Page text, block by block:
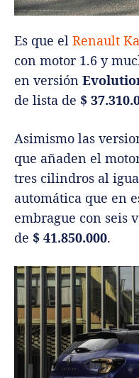
Es que el Renault
con motor 1.6 y
en versión
de lista de $
Asimismo las
que añaden el
tres cilindros al
automática que en
embrague con seis
de $ 41.850.000.